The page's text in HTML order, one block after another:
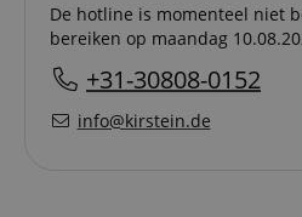
De hotline is momenteel niet
bereiken op maandag
+31-30808-0152
info@kirstein.de